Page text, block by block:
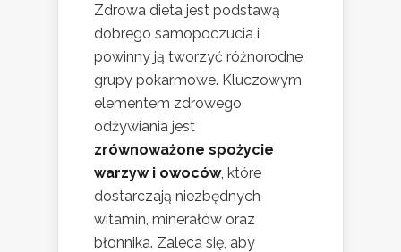
Zdrowa dieta jest podstawą
dobrego samopoczucia i
powinny ją tworzyć różnorodne
grupy pokarmowe. Kluczowym
elementem zdrowego
odżywiania jest
zrównoważone spożycie
warzyw i owoców, które
dostarczają niezbędnych
witamin, minerałów oraz
błonnika. Zaleca się, aby